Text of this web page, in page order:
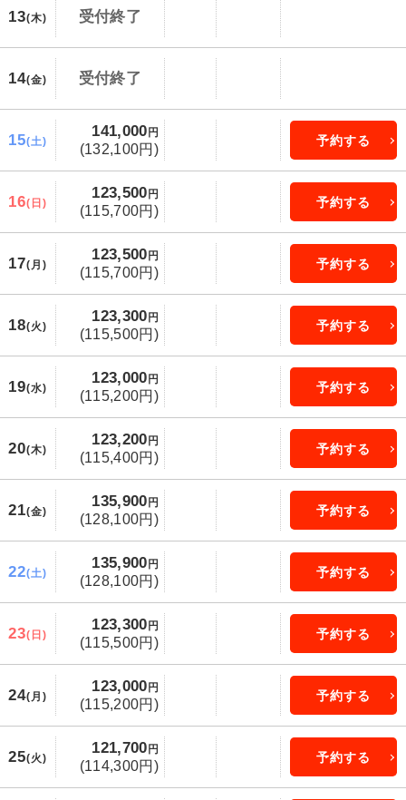
13(木) 受付終了
14(金) 受付終了
15(土)
141,000 円
(132,100円)
予約する
16(日)
123,500 円
(115,700円)
予約する
17(月)
123,500 円
(115,700円)
予約する
18(火)
123,300 円
(115,500円)
予約する
19(水)
123,000 円
(115,200円)
予約する
20(木)
123,200 円
(115,400円)
予約する
21(金)
135,900 円
(128,100円)
予約する
22(土)
135,900 円
(128,100円)
予約する
23(日)
123,300 円
(115,500円)
予約する
24(月)
123,000 円
(115,200円)
予約する
25(火)
121,700 円
(114,300円)
予約する